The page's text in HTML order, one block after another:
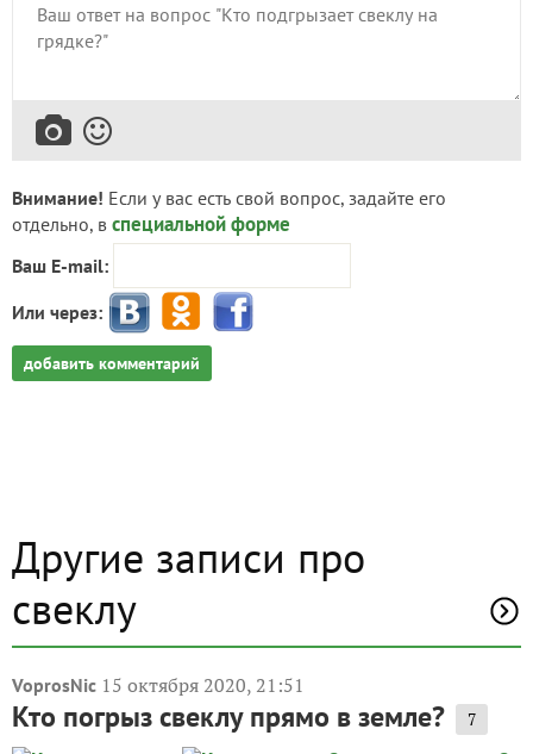
Внимание! Если у вас есть свой вопрос, задайте его
отдельно, в специальной форме
Ваш E-mail:
Или через:
добавить комментарий
Другие записи про
свеклу
VoprosNic 15 октября 2020, 21:51
Кто погрыз свеклу прямо в земле? 7